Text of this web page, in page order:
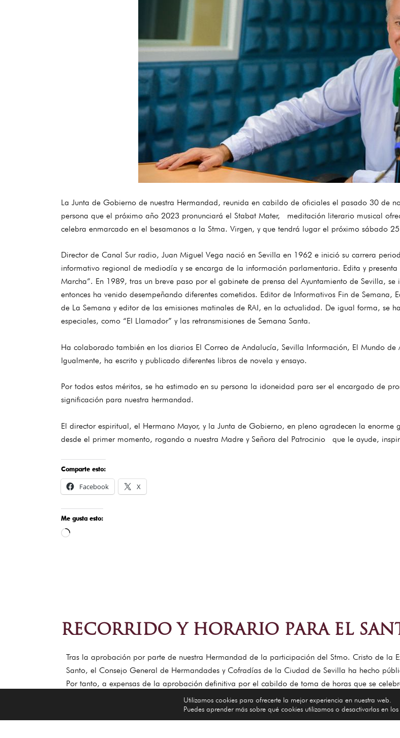
La Junta de Gobierno de nuestra Hermandad, reunida en cabildo de oficiales el pasado 30 de
persona que el próximo año 2023 pronunciará el Stabat Mater, meditación literario musical
celebra enmarcado en el besamanos a la Stma. Virgen, y que tendrá lugar el próximo sábado
Director de Canal Sur radio, Juan Miguel Vega nació en Sevilla en 1962 e inició su carrera
informativo regional de mediodía y se encarga de la información parlamentaria. Edita y
Marcha”. En 1989, tras un breve paso por el gabinete de prensa del Ayuntamiento de Sevilla,
entonces ha venido desempeñando diferentes cometidos. Editor de Informativos Fin de
de La Semana y editor de las emisiones matinales de RAI, en la actualidad. De igual forma, se
especiales, como “El Llamador” y las retransmisiones de Semana Santa.
Ha colaborado también en los diarios El Correo de Andalucía, Sevilla Información, El Mundo de
Igualmente, ha escrito y publicado diferentes libros de novela y ensayo.
Por todos estos méritos, se ha estimado en su persona la idoneidad para ser el encargado de
significación para nuestra hermandad.
El director espiritual, el Hermano Mayor, y la Junta de Gobierno, en pleno agradecen la
desde el primer momento, rogando a nuestra Madre y Señora del Patrocinio que le ayude,
Comparte esto:
Facebook X
Me gusta esto:
RECORRIDO Y HORARIO PARA EL
Tras la aprobación por parte de nuestra Hermandad de la participación del Stmo. Cristo de la
Santo, el Consejo General de Hermandades y Cofradías de la Ciudad de Sevilla ha hecho
Por tanto, a expensas de la aprobación definitiva por el cabildo de toma de horas que se
Stmo. Cristo de la Expiración realizará su salida a las 5 de la tarde y discurrirá por las siguientes
Salida (17:00), Castilla, Chapina, Puente Cristo de la Expiración, Plaza de la Legión, Marqués
Utilizamos cookies para ofrecerte la mejor experiencia en nuestra web.
Puedes aprender más sobre qué cookies utilizamos o desactivarlas en